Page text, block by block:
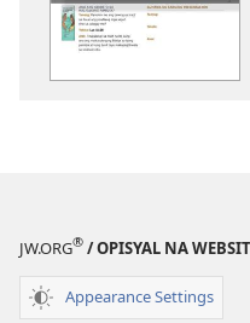
JW.ORG® / OPISYAL NA
Appearance Settings